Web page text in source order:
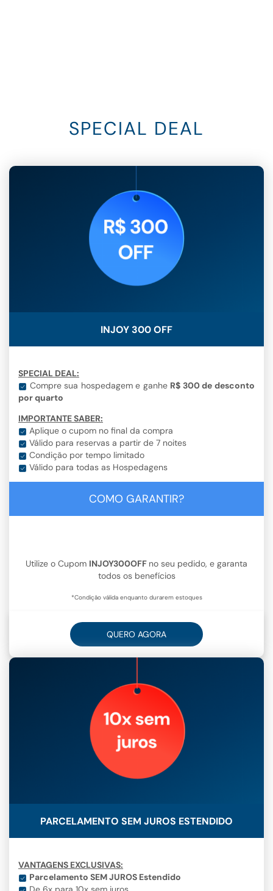
SPECIAL DEAL
INJOY 300 OFF
SPECIAL DEAL:
Compre sua hospedagem e ganhe R$ 300 de desconto
por quarto
IMPORTANTE SABER:
Aplique o cupom no final da compra
Válido para reservas a partir de 7 noites
Condição por tempo limitado
Válido para todas as Hospedagens
COMO GARANTIR?
Utilize o Cupom INJOY300OFF no seu pedido, e garanta
todos os benefícios
*Condição válida enquanto durarem estoques
QUERO AGORA
PARCELAMENTO SEM JUROS ESTENDIDO
VANTAGENS EXCLUSIVAS:
Parcelamento SEM JUROS Estendido